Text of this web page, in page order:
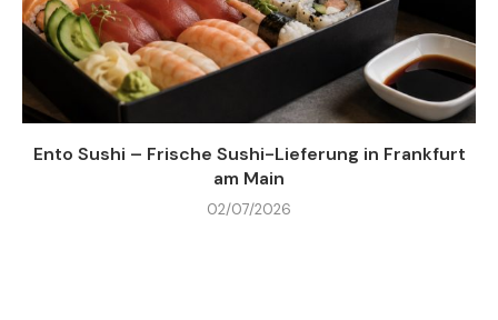
Ento Sushi – Frische Sushi-Lieferung in Frankfurt
am Main
02/07/2026